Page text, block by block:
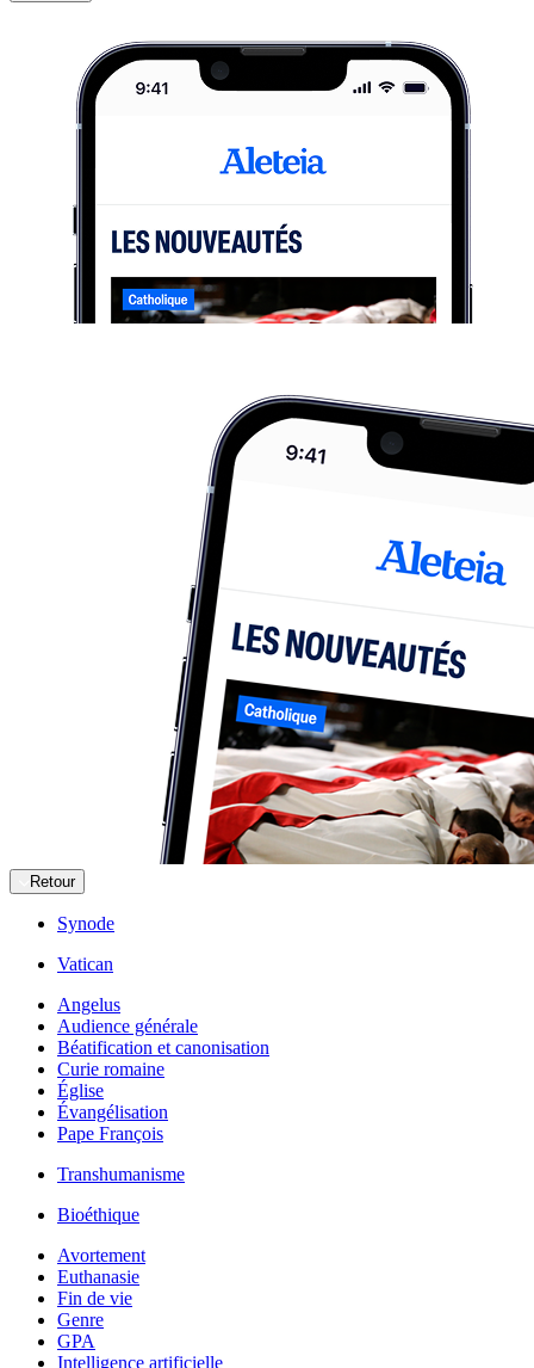
Retour
Synode
Vatican
Angelus
Audience générale
Béatification et canonisation
Curie romaine
Église
Évangélisation
Pape François
Transhumanisme
Bioéthique
Avortement
Euthanasie
Fin de vie
Genre
GPA
Intelligence artificielle